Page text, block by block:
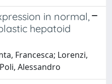
in normal,
hepatoid
Francesca; Lorenzi,
Alessandro